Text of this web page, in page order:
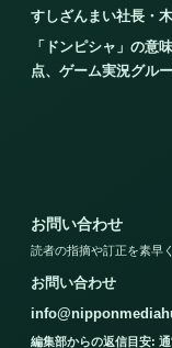
すしざんまい社長・
「ドンピシャ」の意
点、ゲーム実況グル
お問い合わせ
読者の指摘や訂正を素早
お問い合わせ
編集部からの返信目安: 通